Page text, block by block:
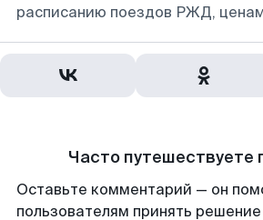
расписанию поездов РЖД,
Часто путешествуете
Оставьте комментарий — он
пользователям принять решение